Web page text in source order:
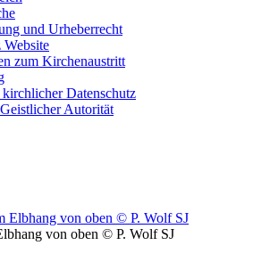
und Urheberrecht
Website
zum Kirchenaustritt
Datenschutz
Autorität
von oben © P. Wolf SJ